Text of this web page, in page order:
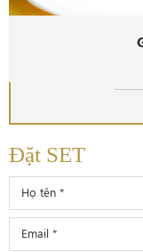
Đặt SET